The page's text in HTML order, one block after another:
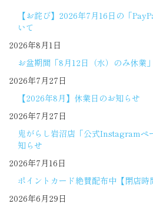
【お詫び】2026年7月16日の「
いて
2026年8月1日
お盆期間「8月12日（水）のみ休業
2026年7月27日
【2026年8月】休業日のお知らせ
2026年7月27日
鬼がらし岩沼店「公式Instagramペ
知らせ
2026年7月16日
ポイントカード絶賛配布中【閉店
2026年6月29日